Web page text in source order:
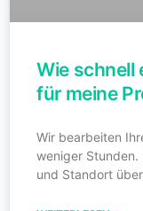
Wie schnell
für meine
Wir bearbeiten
weniger Stunden.
und Standort